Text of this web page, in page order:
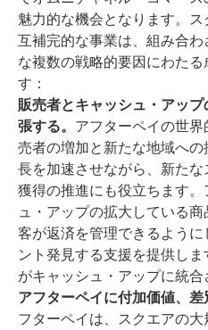
魅力的な機会となります。
互補完的な事業は、組み合
な複数の戦略的要因にわた
す：
販売者とキャッシュ・アッ
張する。 アフターペイの世
売者の増加と新たな地域へ
長を加速させながら、新た
獲得の推進にも役立ちます
ュ・アップの拡大している
客が返済を管理できるよう
ント発見する支援を提供し
がキャッシュ・アップに統合
アフターペイに付加価値、差
フターペイは、スクエアの